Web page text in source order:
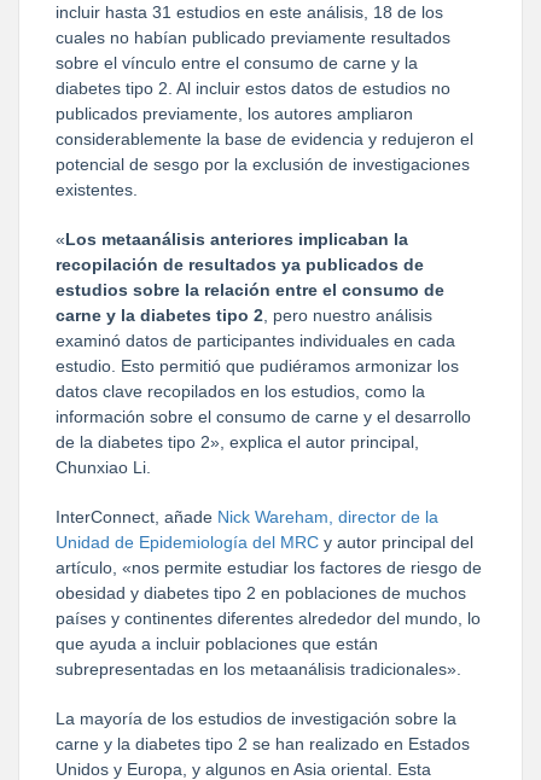
incluir hasta 31 estudios en este análisis, 18 de los
cuales no habían publicado previamente resultados
sobre el vínculo entre el consumo de carne y la
diabetes tipo 2. Al incluir estos datos de estudios no
publicados previamente, los autores ampliaron
considerablemente la base de evidencia y redujeron el
potencial de sesgo por la exclusión de investigaciones
existentes.
«Los metaanálisis anteriores implicaban la
recopilación de resultados ya publicados de
estudios sobre la relación entre el consumo de
carne y la diabetes tipo 2 , pero nuestro análisis
examinó datos de participantes individuales en cada
estudio. Esto permitió que pudiéramos armonizar los
datos clave recopilados en los estudios, como la
información sobre el consumo de carne y el desarrollo
de la diabetes tipo 2», explica el autor principal,
Chunxiao Li.
InterConnect, añade Nick Wareham, director de la
Unidad de Epidemiología del MRC y autor principal del
artículo, «nos permite estudiar los factores de riesgo de
obesidad y diabetes tipo 2 en poblaciones de muchos
países y continentes diferentes alrededor del mundo, lo
que ayuda a incluir poblaciones que están
subrepresentadas en los metaanálisis tradicionales».
La mayoría de los estudios de investigación sobre la
carne y la diabetes tipo 2 se han realizado en Estados
Unidos y Europa, y algunos en Asia oriental. Esta